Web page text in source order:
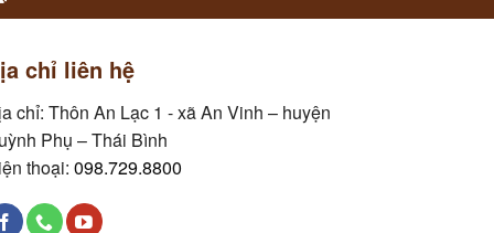
chỉ liên hệ
chỉ: Thôn An Lạc 1 - xã An Vinh – huyện
Phụ – Thái Bình
thoại: 098.729.8800